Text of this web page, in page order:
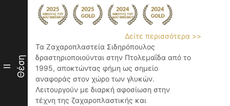
II Θέση
Δείτε περισσότερα >>
Τα Ζαχαροπλαστεία Σιδηρόπουλος
δραστηριοποιούνται στην Πτολεμαΐδα από το
1995, αποκτώντας φήμη ως σημείο
αναφοράς στον χώρο των γλυκών.
Λειτουργούν με διαρκή αφοσίωση στην
τέχνη της ζαχαροπλαστικής και